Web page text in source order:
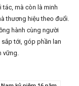
tác, mà còn là minh
thương hiệu theo đuổi.
hành cùng người
tới, góp phần lan
vững.